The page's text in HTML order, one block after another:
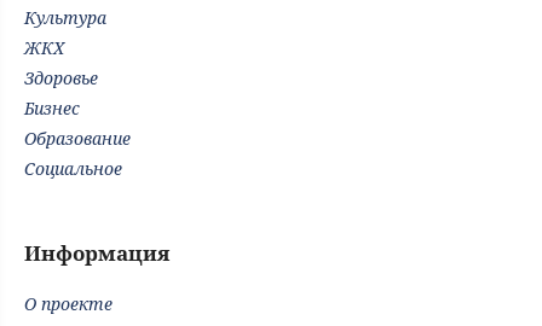
Культура
ЖКХ
Здоровье
Бизнес
Образование
Социальное
Информация
О проекте